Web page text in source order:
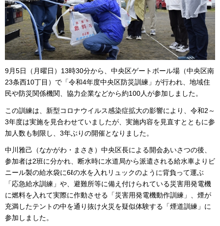
9月5日（月曜日）13時30分から、中央区ゲートボール場（中央区南
23条西10丁目）で「令和4年度中央区防災訓練」が行われ、地域住
民や防災関係機関、協力企業などから約100人が参加しました。
この訓練は、新型コロナウイルス感染症拡大の影響により、令和2～
3年度は実施を見合わせていましたが、実施内容を見直すとともに参
加人数も制限し、3年ぶりの開催となりました。
中川雅己（なかがわ・まさき）中央区長による開会あいさつの後、
参加者は2班に分かれ、断水時に水道局から派遣される給水車よりビ
ニール製の給水袋に6ℓの水を入れリュックのように背負って運ぶ
「応急給水訓練」や、避難所等に備え付けられている災害用発電機
に燃料を入れて実際に作動させる「災害用発電機動作訓練」、煙が
充満したテントの中を通り抜け火災を疑似体験する「煙道訓練」に
参加しました。